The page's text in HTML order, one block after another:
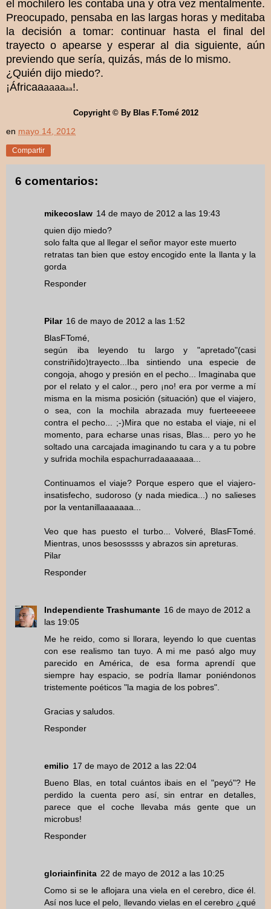
el mochilero les contaba una y otra vez mentalmente.
Preocupado, pensaba en las largas horas y meditaba
la decisión a tomar: continuar hasta el final del
trayecto o apearse y esperar al dia siguiente, aún
previendo que sería, quizás, más de lo mismo.
¿Quién dijo miedo?.
¡Áfricaaaaaaaa!.
Copyright © By Blas F.Tomé 2012
en mayo 14, 2012
Compartir
6 comentarios:
mikecoslaw 14 de mayo de 2012 a las 19:43
quien dijo miedo?
solo falta que al llegar el señor mayor este muerto
retratas tan bien que estoy encogido ente la llanta y la
gorda
Responder
Pilar 16 de mayo de 2012 a las 1:52
BlasFTomé,
según iba leyendo tu largo y "apretado"(casi
constriñido)trayecto...Iba sintiendo una especie de
congoja, ahogo y presión en el pecho... Imaginaba que
por el relato y el calor.., pero ¡no! era por verme a mí
misma en la misma posición (situación) que el viajero,
o sea, con la mochila abrazada muy fuerteeeeee
contra el pecho... ;-)Mira que no estaba el viaje, ni el
momento, para echarse unas risas, Blas... pero yo he
soltado una carcajada imaginando tu cara y a tu pobre
y sufrida mochila espachurradaaaaaaa...
Continuamos el viaje? Porque espero que el viajero-
insatisfecho, sudoroso (y nada miedica...) no salieses
por la ventanillaaaaaaa...
Veo que has puesto el turbo... Volveré, BlasFTomé.
Mientras, unos besosssss y abrazos sin apreturas.
Pilar
Responder
Independiente Trashumante 16 de mayo de 2012 a
las 19:05
Me he reido, como si llorara, leyendo lo que cuentas
con ese realismo tan tuyo. A mi me pasó algo muy
parecido en América, de esa forma aprendí que
siempre hay espacio, se podría llamar poniéndonos
tristemente poéticos "la magia de los pobres".
Gracias y saludos.
Responder
emilio 17 de mayo de 2012 a las 22:04
Bueno Blas, en total cuántos ibais en el "peyó"? He
perdido la cuenta pero así, sin entrar en detalles,
parece que el coche llevaba más gente que un
microbus!
Responder
gloriainfinita 22 de mayo de 2012 a las 10:25
Como si se le aflojara una viela en el cerebro, dice él.
Así nos luce el pelo, llevando vielas en el cerebro ¿qué